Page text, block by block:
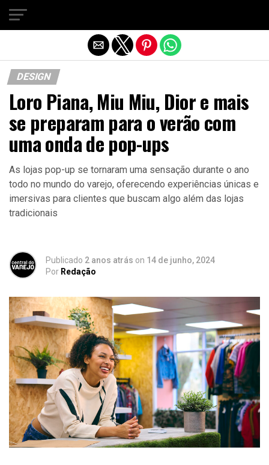
DESIGN
Loro Piana, Miu Miu, Dior e mais
se preparam para o verão com
uma onda de pop-ups
As lojas pop-up se tornaram uma sensação durante o ano
todo no mundo do varejo, oferecendo experiências únicas e
imersivas para clientes que buscam algo além das lojas
tradicionais
Publicado 2 anos atrás on 14 de junho, 2024
Por Redação